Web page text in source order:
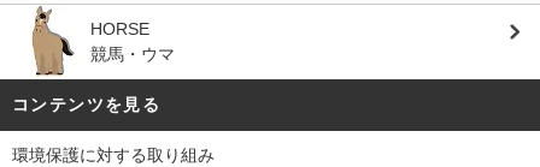
HORSE
競馬・ウマ
コンテンツを見る
環境保護に対する取り組み